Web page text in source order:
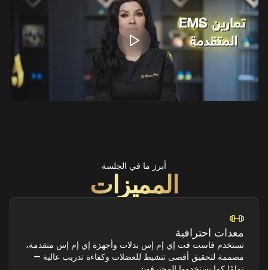
أبرز ما في الجلسة
المميزات
معدات احترافية
تستخدم فاست فت إي إم إس بدلات وأجهزة إي إم إس متقدمة،
مصممة لتحقيق أقصى تنشيط للعضلات وكفاءة تدريب عالية —